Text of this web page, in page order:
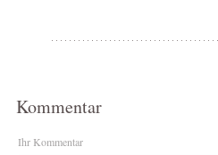
Kommentar
Ihr Kommentar